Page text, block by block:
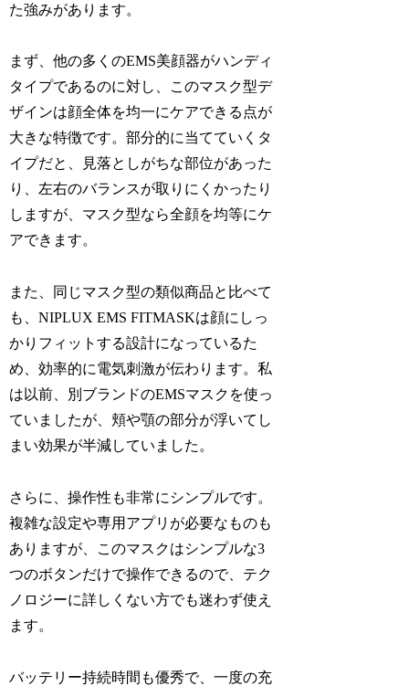
た強みがあります。
まず、他の多くのEMS美顔器がハンディ
タイプであるのに対し、このマスク型デ
ザインは顔全体を均一にケアできる点が
大きな特徴です。部分的に当てていくタ
イプだと、見落としがちな部位があった
り、左右のバランスが取りにくかったり
しますが、マスク型なら全顔を均等にケ
アできます。
また、同じマスク型の類似商品と比べて
も、NIPLUX EMS FITMASKは顔にしっ
かりフィットする設計になっているた
め、効率的に電気刺激が伝わります。私
は以前、別ブランドのEMSマスクを使っ
ていましたが、頬や顎の部分が浮いてし
まい効果が半減していました。
さらに、操作性も非常にシンプルです。
複雑な設定や専用アプリが必要なものも
ありますが、このマスクはシンプルな3
つのボタンだけで操作できるので、テク
ノロジーに詳しくない方でも迷わず使え
ます。
バッテリー持続時間も優秀で、一度の充